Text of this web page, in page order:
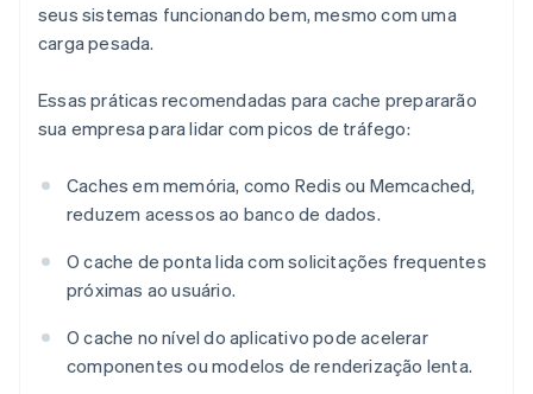
seus sistemas funcionando bem, mesmo com uma
carga pesada.
Essas práticas recomendadas para cache prepararão
sua empresa para lidar com picos de tráfego:
Caches em memória, como Redis ou Memcached,
reduzem acessos ao banco de dados.
O cache de ponta lida com solicitações frequentes
próximas ao usuário.
O cache no nível do aplicativo pode acelerar
componentes ou modelos de renderização lenta.